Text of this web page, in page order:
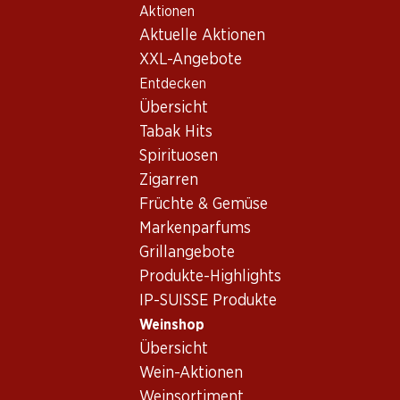
Aktionen
Aktuelle Aktionen
XXL-Angebote
Entdecken
Übersicht
Tabak Hits
Spirituosen
Zigarren
Früchte & Gemüse
Markenparfums
Grillangebote
Produkte-Highlights
IP-SUISSE Produkte
Weinshop
Übersicht
Wein-Aktionen
Wein/Champagner
Wallis
Maître Chais Fendant St-Léonard AOC Valais
Vorderseite